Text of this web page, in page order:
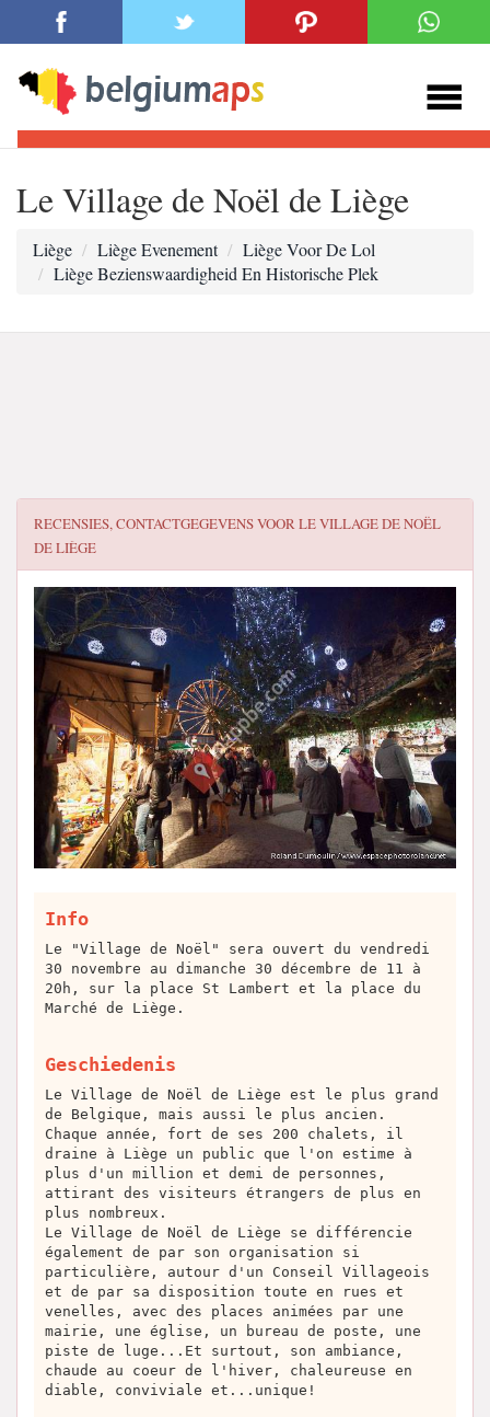
Le Village de Noël de Liège
Liège Liège Evenement
Liège Voor De Lol
Liège Bezienswaardigheid En Historische Plek
RECENSIES, CONTACTGEGEVENS VOORLE VILLAGE DE NOËL
DE LIÈGE
Info
Le "Village de Noël" sera ouvert du vendredi
30 novembre au dimanche 30 décembre de 11 à
20h, sur la place St Lambert et la place du
Marché de Liège.
Geschiedenis
Le Village de Noël de Liège est le plus grand
de Belgique, mais aussi le plus ancien.
Chaque année, fort de ses 200 chalets, il
draine à Liège un public que l'on estime à
plus d'un million et demi de personnes,
attirant des visiteurs étrangers de plus en
plus nombreux.
Le Village de Noël de Liège se différencie
également de par son organisation si
particulière, autour d'un Conseil Villageois
et de par sa disposition toute en rues et
venelles, avec des places animées par une
mairie, une église, un bureau de poste, une
piste de luge...Et surtout, son ambiance,
chaude au coeur de l'hiver, chaleureuse en
diable, conviviale et...unique!